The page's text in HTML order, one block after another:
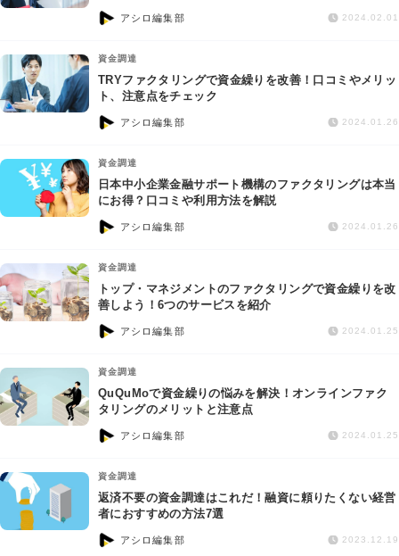
アシロ編集部 2024.02.01
資金調達
TRYファクタリングで資金繰りを改善！口コミやメリッ
ト、注意点をチェック
アシロ編集部 2024.01.26
資金調達
日本中小企業金融サポート機構のファクタリングは本当
にお得？口コミや利用方法を解説
アシロ編集部 2024.01.26
資金調達
トップ・マネジメントのファクタリングで資金繰りを改
善しよう！6つのサービスを紹介
アシロ編集部 2024.01.25
資金調達
QuQuMoで資金繰りの悩みを解決！オンラインファク
タリングのメリットと注意点
アシロ編集部 2024.01.25
資金調達
返済不要の資金調達はこれだ！融資に頼りたくない経営
者におすすめの方法7選
アシロ編集部 2023.12.19